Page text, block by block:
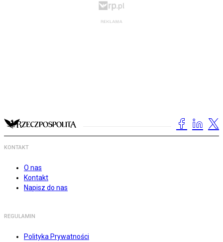
KONTAKT
O nas
Kontakt
Napisz do nas
REGULAMIN
Polityka Prywatności